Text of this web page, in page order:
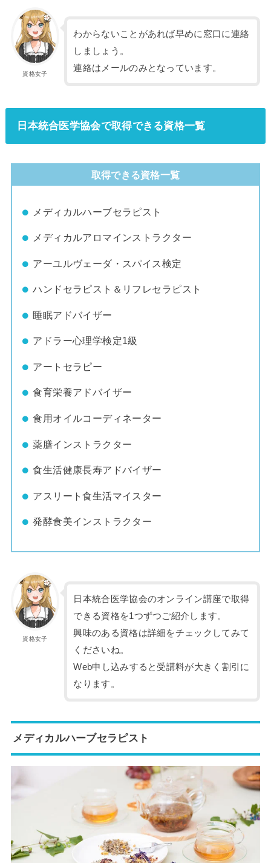
資格女子
わからないことがあれば早めに窓口に連絡
しましょう。
連絡はメールのみとなっています。
日本統合医学協会で取得できる資格一覧
取得できる資格一覧
メディカルハーブセラピスト
メディカルアロマインストラクター
アーユルヴェーダ・スパイス検定
ハンドセラピスト＆リフレセラピスト
睡眠アドバイザー
アドラー心理学検定1級
アートセラピー
食育栄養アドバイザー
食用オイルコーディネーター
薬膳インストラクター
食生活健康長寿アドバイザー
アスリート食生活マイスター
発酵食美インストラクター
資格女子
日本統合医学協会のオンライン講座で取得
できる資格を1つずつご紹介します。
興味のある資格は詳細をチェックしてみて
くださいね。
Web申し込みすると受講料が大きく割引に
なります。
メディカルハーブセラピスト